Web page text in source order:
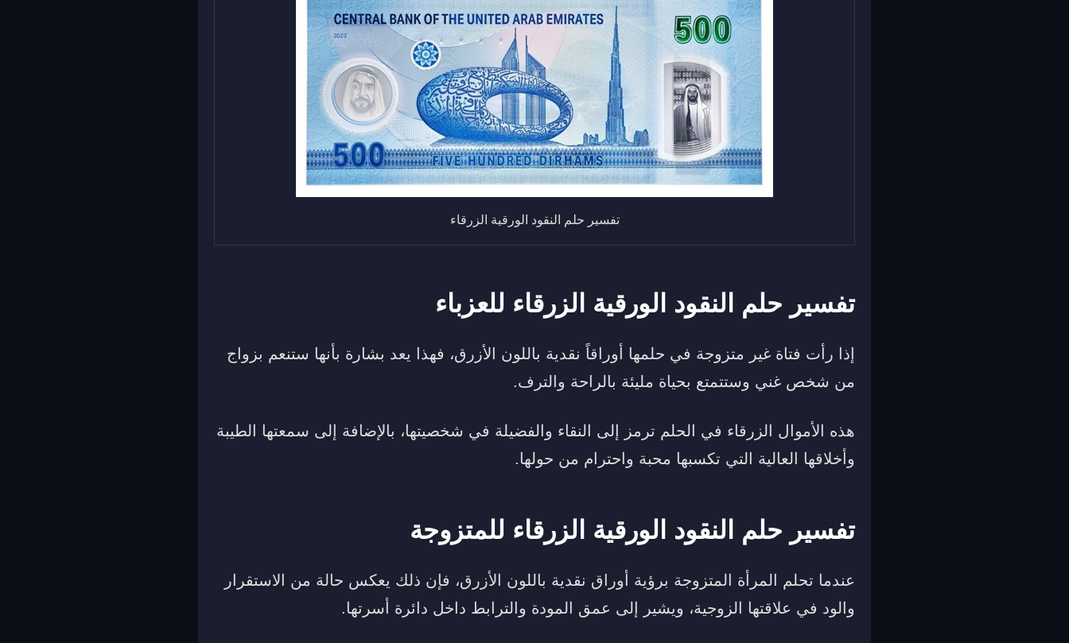
تفسير حلم النقود الورقية الزرقاء
تفسير حلم النقود الورقية الزرقاء للعزباء
إذا رأت فتاة غير متزوجة في حلمها أوراقاً نقدية باللون الأزرق، فهذا يعد بشارة بأنها ستنعم بزواج
من شخص غني وستتمتع بحياة مليئة بالراحة والترف.
هذه الأموال الزرقاء في الحلم ترمز إلى النقاء والفضيلة في شخصيتها، بالإضافة إلى سمعتها الطيبة
وأخلاقها العالية التي تكسبها محبة واحترام من حولها.
تفسير حلم النقود الورقية الزرقاء للمتزوجة
عندما تحلم المرأة المتزوجة برؤية أوراق نقدية باللون الأزرق، فإن ذلك يعكس حالة من الاستقرار
والود في علاقتها الزوجية، ويشير إلى عمق المودة والترابط داخل دائرة أسرتها.